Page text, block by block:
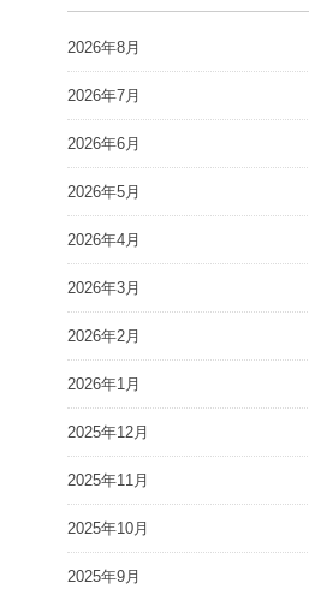
2026年8月
2026年7月
2026年6月
2026年5月
2026年4月
2026年3月
2026年2月
2026年1月
2025年12月
2025年11月
2025年10月
2025年9月